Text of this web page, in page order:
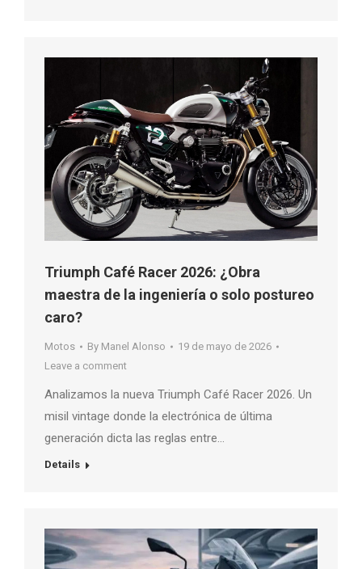
Triumph Café Racer 2026: ¿Obra
maestra de la ingeniería o solo postureo
caro?
Motos By Manel Alonso
19 de mayo de 2026
Leave a comment
Analizamos la nueva Triumph Café Racer 2026. Un
misil vintage donde la electrónica de última
generación dicta las reglas entre…
Details